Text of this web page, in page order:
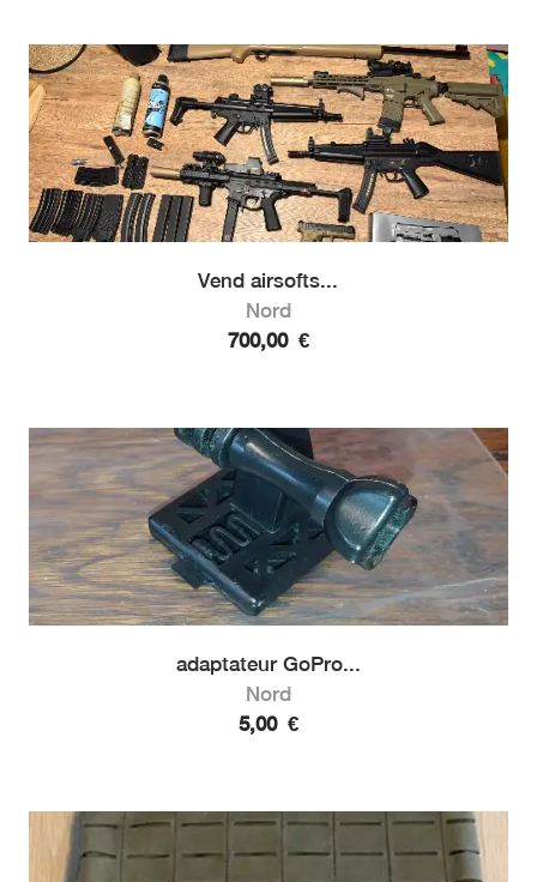
Vend airsofts...
Nord
700,00 €
adaptateur GoPro...
Nord
5,00 €